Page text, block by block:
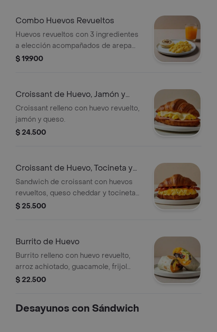
Combo Huevos Revueltos
Huevos revueltos con 3 ingredientes
a elección acompañados de arepa
paisa y bebida.
$ 19.900
Croissant de Huevo, Jamón y
Queso
Croissant relleno con huevo revuelto,
jamón y queso.
$ 24.500
Croissant de Huevo, Tocineta y
Queso
Sandwich de croissant con huevos
revueltos, queso cheddar y tocineta
crocante.
$ 25.500
Burrito de Huevo
Burrito relleno con huevo revuelto,
arroz achiotado, guacamole, frijol
negro, pico de gallo, queso y salsa
$ 22.500
Desayunos con Sándwich